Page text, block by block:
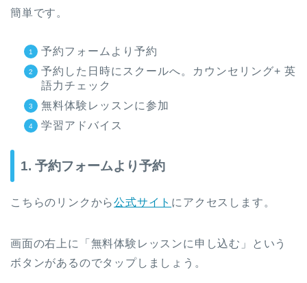
簡単です。
予約フォームより予約
予約した日時にスクールへ。カウンセリング+ 英
語力チェック
無料体験レッスンに参加
学習アドバイス
1. 予約フォームより予約
こちらのリンクから公式サイト にアクセスします。
画面の右上に「無料体験レッスンに申し込む」という
ボタンがあるのでタップしましょう。